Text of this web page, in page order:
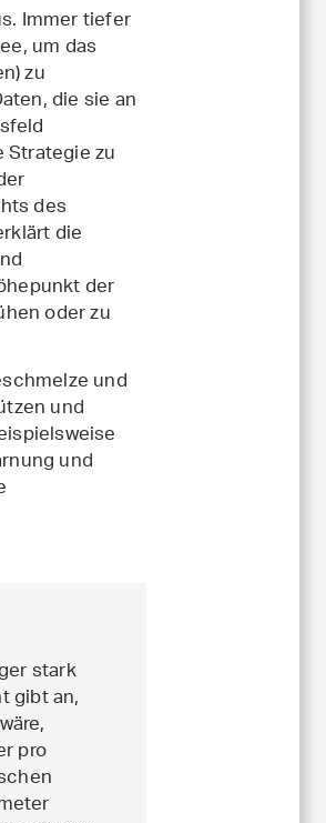
Immer tiefer
um das
zu
die sie an
zu
des
die
der
oder zu
und
und
und
stark
gibt an,
pro